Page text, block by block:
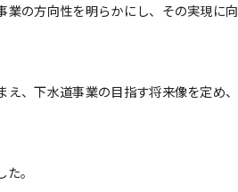
業の方向性を明らかにし、その実現
、下水道事業の目指す将来像を定め
。